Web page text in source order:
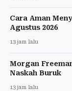
Cara Aman
Agustus 2026
13 jam lalu
Morgan
Naskah Buruk
13 jam lalu